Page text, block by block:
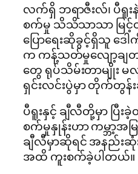
လက်ရှိ ဘရာဇီးလ်၊ ပီရူး
စက်မှု သိသိသာသာ မြင့်တ
ပြောရေးဆိုခွင့်ရှိသူ ဒေါ
က ကန့်သတ်မှုလျော့ချ
တွေ ရုပ်သိမ်းတာမျိုး
ရှင်းလင်းပွဲမှာ တိုက်တွန်
ပီရူးနှင့် ချီလီတို့မှာ ပြီ
စက်မှုနှုန်းဟာ ကမ္ဘာ့အမ
ချီလီမှာဆိုရင် အနည်းဆုံး
အထိ ကူးစက်ခဲ့ပါတယ်။